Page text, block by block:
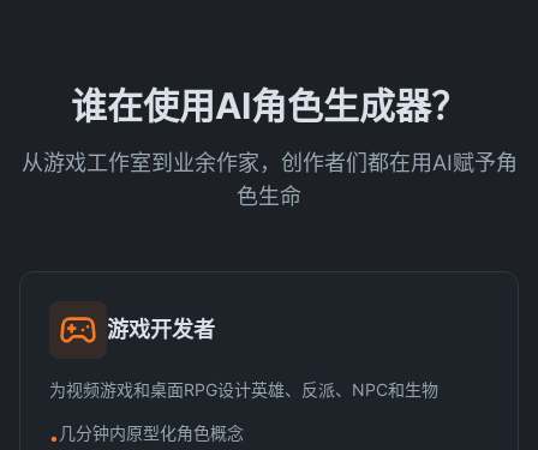
谁在使用AI角色生成器？
从游戏工作室到业余作家，创作者们都在用AI赋予角
色生命
游戏开发者
为视频游戏和桌面RPG设计英雄、反派、NPC和生物
• 几分钟内原型化角色概念